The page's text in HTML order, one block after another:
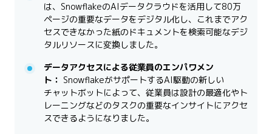
は、SnowflakeのAIデータクラウドを活用して80万
ページの重要なデータをデジタル化し、これまでアク
セスできなかった紙のドキュメントを検索可能なデジ
タルリソースに変換しました。
データアクセスによる従業員のエンパワメン
ト： SnowflakeがサポートするAI駆動の新しい
チャットボットによって、従業員は設計の最適化やト
レーニングなどのタスクの重要なインサイトにアクセ
スできるようになりました。